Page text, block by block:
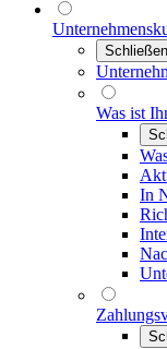
Schließen
Was ist
In